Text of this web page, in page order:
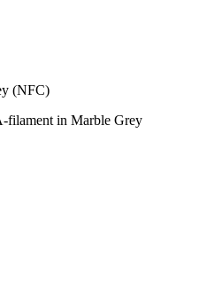
(NFC)
filament in Marble Grey